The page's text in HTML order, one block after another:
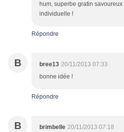
hum, superbe gratin
individuelle !
Répondre
B bree13 20/11/2013 07:33
bonne idée !
Répondre
B brimbelle 20/11/2013 07:18